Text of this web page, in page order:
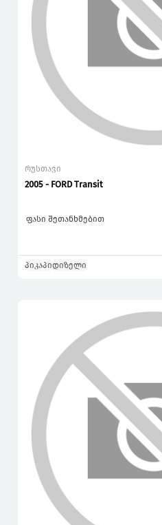
რუსთავი
2005 - FORD Transit
ფასი შეთანხმებით
პიკაპიდიზელი